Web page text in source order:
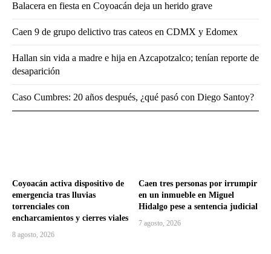
Coyoacán activa dispositivo de
emergencia tras lluvias
torrenciales con
encharcamientos y cierres viales
8 agosto, 2026
Caen tres personas por irrumpir
en un inmueble en Miguel
Hidalgo pese a sentencia judicial
7 agosto, 2026
Balacera en fiesta en Coyoacán deja un herido grave
Caen 9 de grupo delictivo tras cateos en CDMX y Edomex
Hallan sin vida a madre e hija en Azcapotzalco; tenían reporte de
desaparición
Caso Cumbres: 20 años después, ¿qué pasó con Diego Santoy?